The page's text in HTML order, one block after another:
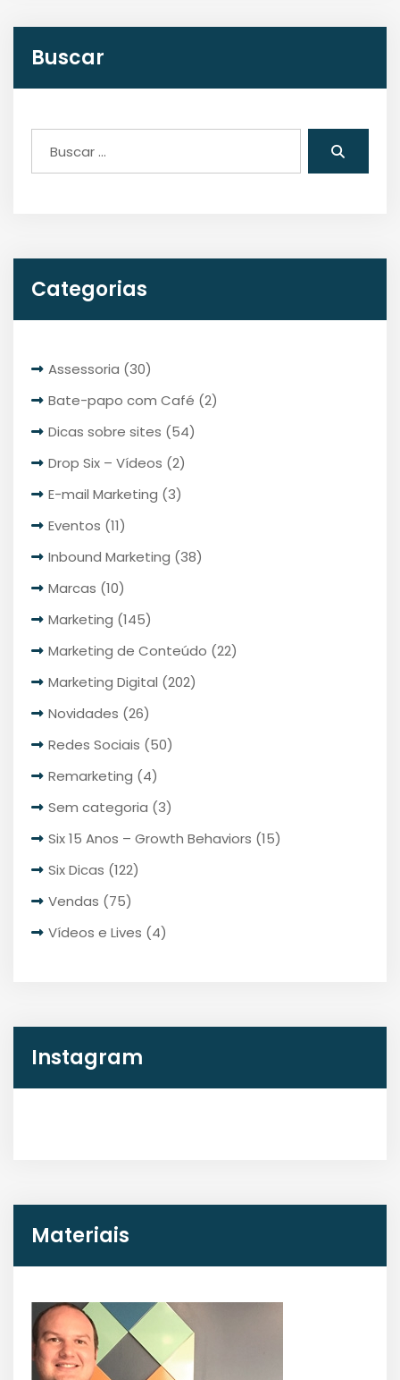
Buscar
Categorias
Assessoria (30)
Bate-papo com Café (2)
Dicas sobre sites (54)
Drop Six – Vídeos (2)
E-mail Marketing (3)
Eventos (11)
Inbound Marketing (38)
Marcas (10)
Marketing (145)
Marketing de Conteúdo (22)
Marketing Digital (202)
Novidades (26)
Redes Sociais (50)
Remarketing (4)
Sem categoria (3)
Six 15 Anos – Growth Behaviors (15)
Six Dicas (122)
Vendas (75)
Vídeos e Lives (4)
Instagram
Materiais